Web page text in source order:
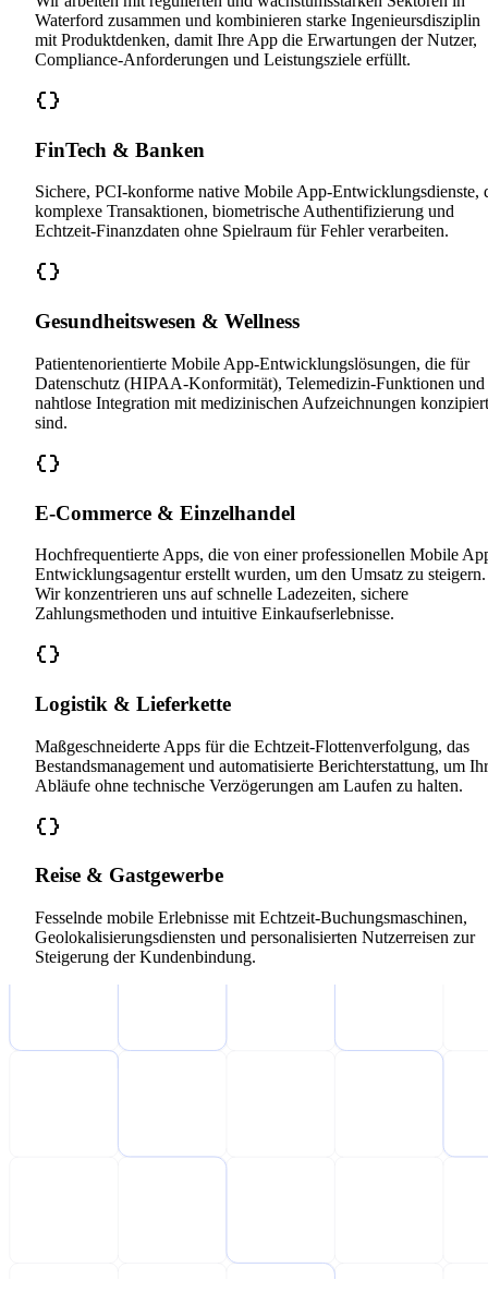
Waterford zusammen und kombinieren starke Ingenieursdisziplin
mit Produktdenken, damit Ihre App die Erwartungen der Nutzer,
Compliance-Anforderungen und Leistungsziele erfüllt.
FinTech & Banken
Sichere, PCI-konforme native Mobile App-Entwicklungsdienste,
komplexe Transaktionen, biometrische Authentifizierung und
Echtzeit-Finanzdaten ohne Spielraum für Fehler verarbeiten.
Gesundheitswesen & Wellness
Patientenorientierte Mobile App-Entwicklungslösungen, die für
Datenschutz (HIPAA-Konformität), Telemedizin-Funktionen und
nahtlose Integration mit medizinischen Aufzeichnungen konzipiert
sind.
E-Commerce & Einzelhandel
Hochfrequentierte Apps, die von einer professionellen Mobile
Entwicklungsagentur erstellt wurden, um den Umsatz zu steigern.
Wir konzentrieren uns auf schnelle Ladezeiten, sichere
Zahlungsmethoden und intuitive Einkaufserlebnisse.
Logistik & Lieferkette
Maßgeschneiderte Apps für die Echtzeit-Flottenverfolgung, das
Bestandsmanagement und automatisierte Berichterstattung, um
Abläufe ohne technische Verzögerungen am Laufen zu halten.
Reise & Gastgewerbe
Fesselnde mobile Erlebnisse mit Echtzeit-Buchungsmaschinen,
Geolokalisierungsdiensten und personalisierten Nutzerreisen zur
Steigerung der Kundenbindung.